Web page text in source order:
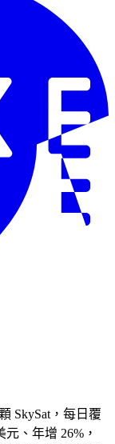
SkySat，每日覆
、年增 26%，